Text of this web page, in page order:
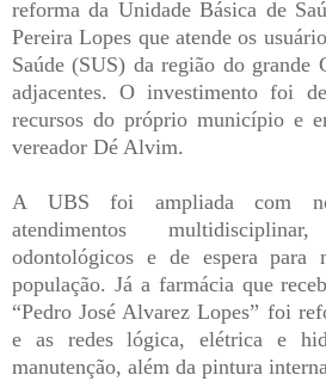
reforma da Unidade Básica de
Pereira Lopes que atende os
Saúde (SUS) da região do grande
adjacentes. O investimento foi
recursos do próprio município e
vereador Dé Alvim.
A UBS foi ampliada com
atendimentos
odontológicos e de espera para
população. Já a farmácia que
“Pedro José Alvarez Lopes” foi
e as redes lógica, elétrica e
manutenção, além da pintura